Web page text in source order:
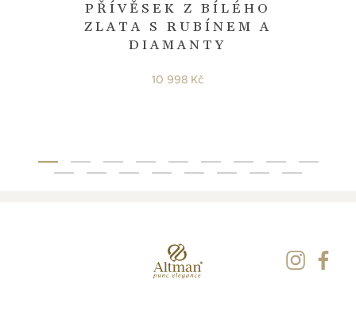
PŘÍVĚSEK Z BÍLÉHO
ZLATA S RUBÍNEM A
DIAMANTY
10 998 Kč